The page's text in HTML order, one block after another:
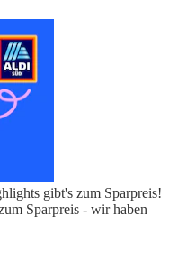
gibt's zum Sparpreis!
Sparpreis - wir haben